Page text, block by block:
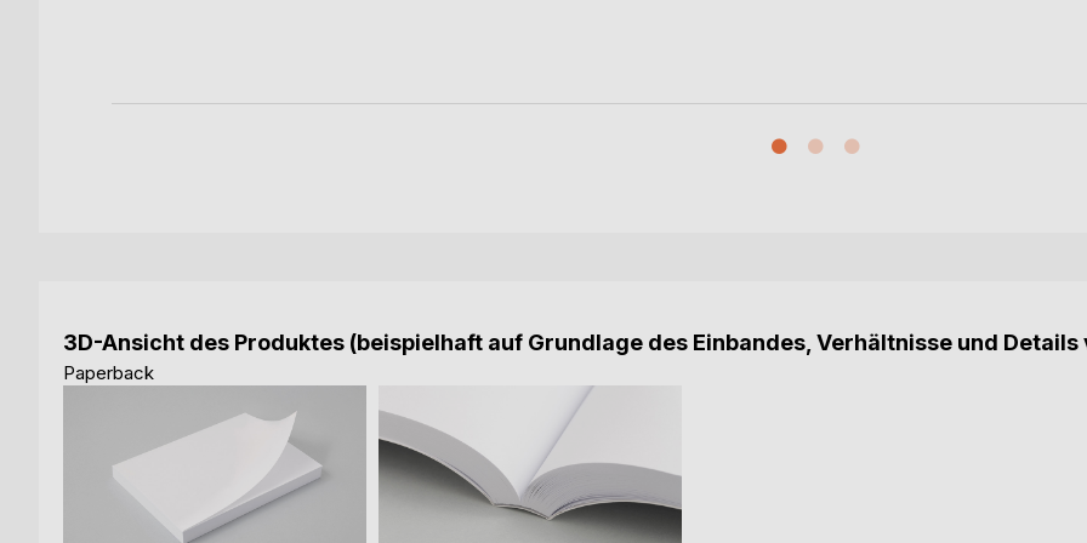
3D-Ansicht des Produktes (beispielhaft auf Grundlage des Einbandes, Verhältnisse und
Paperback